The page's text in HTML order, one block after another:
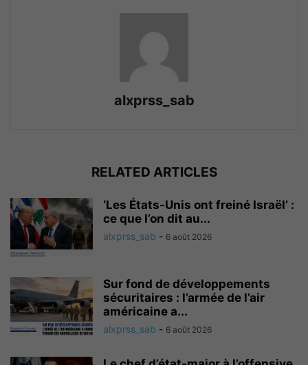
alxprss_sab
RELATED ARTICLES
‘Les États-Unis ont freiné Israël’ :
ce que l’on dit au...
alxprss_sab - 6 août 2026
Sur fond de développements
sécuritaires : l’armée de l’air
américaine a...
alxprss_sab - 6 août 2026